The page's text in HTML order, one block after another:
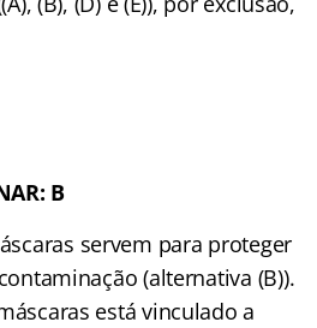
B
servem para proteger
(alternativa (B)).
está vinculado a